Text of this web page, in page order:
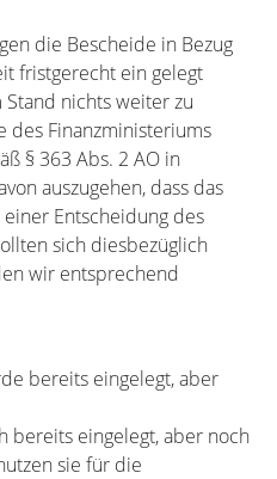
die Bescheide in Bezug
fristgerecht ein gelegt
nichts weiter zu
des Finanzministeriums
§ 363 Abs. 2 AO in
auszugehen, dass das
Entscheidung des
sich diesbezüglich
wir entsprechend
bereits eingelegt, aber
bereits eingelegt, aber noch
sie für die